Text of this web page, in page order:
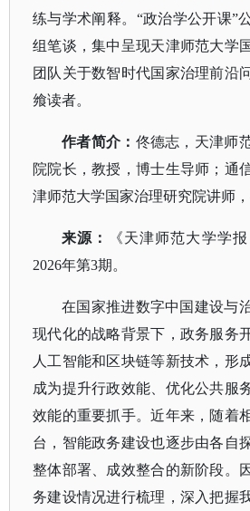
练与学术阐释。“政治学公开课”
组笔谈，集中呈现天津师范大学
团队关于数智时代国家治理前沿
飨读者。
作者简介： 佟德志，天津师
院院长，教授，博士生导师；通
津师范大学国家治理研究院讲师，
来源 ：
《天津师范大学学
2026年第3期。
在国家推进数字中国建设与
现代化的战略背景下，政务服务
人工智能和区块链等新技术，形
成为提升行政效能、优化公共服
效能的重要抓手。近年来，随着
台，智能政务建设也逐步由各自
整体部署、成效整合的新阶段。
务建设情况进行梳理，深入把握